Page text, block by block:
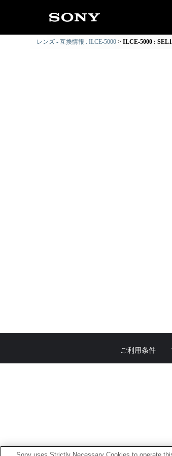
レンズ - 互換情報 : ILCE-5000 ILCE-5000 :
ご利用条件